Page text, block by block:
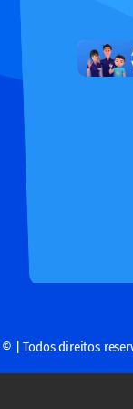
| Todos direitos